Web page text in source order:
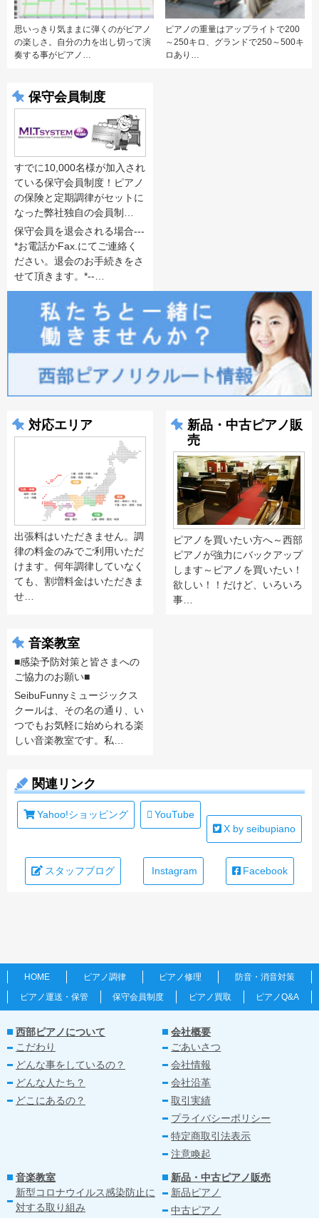
思いっきり気ままに弾くのがピアノ
の楽しさ。自分の力を出し切って演
奏する事がピアノ…
ピアノの重量はアップライトで200
～250キロ、グランドで250～500キ
ロあり…
保守会員制度
すでに10,000名様が加入され
ている保守会員制度！ピアノ
の保険と定期調律がセットに
なった弊社独自の会員制…
保守会員を退会される場合---
*お電話かFax.にてご連絡く
ださい。退会のお手続きをさ
せて頂きます。*--…
対応エリア
出張料はいただきません。調
律の料金のみでご利用いただ
けます。何年調律していなく
ても、割増料金はいただきま
せ…
新品・中古ピアノ販
売
ピアノを買いたい方へ～西部
ピアノが強力にバックアップ
します～ピアノを買いたい！
欲しい！！だけど、いろいろ
事…
音楽教室
■感染予防対策と皆さまへの
ご協力のお願い■
SeibuFunnyミュージックス
クールは、その名の通り、い
つでもお気軽に始められる楽
しい音楽教室です。私…
関連リンク
Yahoo!ショッピング
YouTube
X by seibupiano
スタッフブログ Instagram Facebook
HOME ピアノ調律 ピアノ修理
防音・消音対策
ピアノ運送・保管
保守会員制度 ピアノ買取 ピアノQ&A
西部ピアノについて
こだわり
どんな事をしているの？
どんな人たち？
どこにあるの？
会社概要
ごあいさつ
会社情報
会社沿革
取引実績
プライバシーポリシー
特定商取引法表示
注意喚起
音楽教室
新型コロナウイルス感染防止に
対する取り組み
新品・中古ピアノ販売
新品ピアノ
中古ピアノ